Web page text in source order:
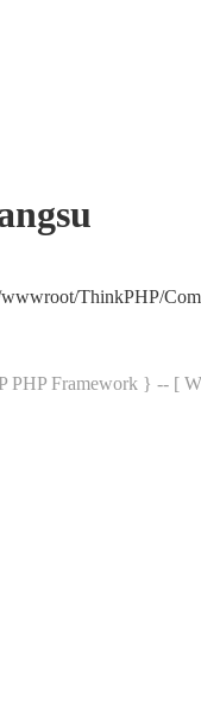
ThinkPHP/
PHP Framework } -- [